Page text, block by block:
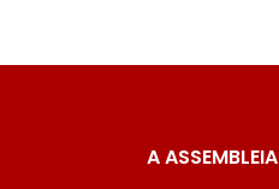
A ASSEMBLEIA